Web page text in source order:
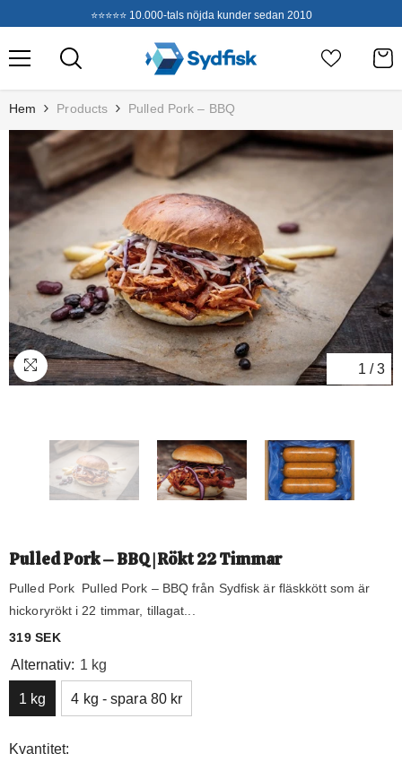
⭐⭐⭐⭐⭐ 10.000-tals nöjda kunder sedan 2010
Hem Products Pulled Pork – BBQ
1 / 3
Pulled Pork – BBQ | Rökt 22 Timmar
Pulled Pork Pulled Pork – BBQ från Sydfisk är fläskkött som är
hickoryrökt i 22 timmar, tillagat...
Alternativ: 1 kg
1 kg 4 kg - spara 80 kr
Kvantitet: